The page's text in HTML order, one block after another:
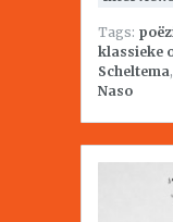
Tags:
klassieke
Scheltema,
Naso